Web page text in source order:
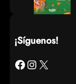
¡Síguenos!
Facebook Instagram X